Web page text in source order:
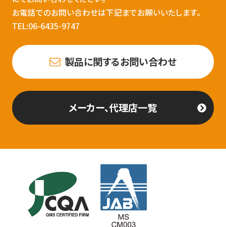
お電話でのお問い合わせは下記までお願いいたします。
TEL:06-6435-9747
製品に関するお問い合わせ
メーカー、代理店一覧